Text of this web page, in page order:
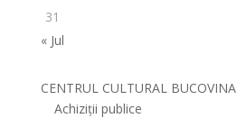
31
« Jul
CENTRUL CULTURAL BUCOVINA
Achiziții publice